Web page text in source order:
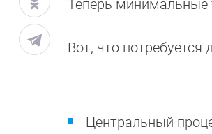
Теперь минимальные
Вот, что потребуется
Центральный